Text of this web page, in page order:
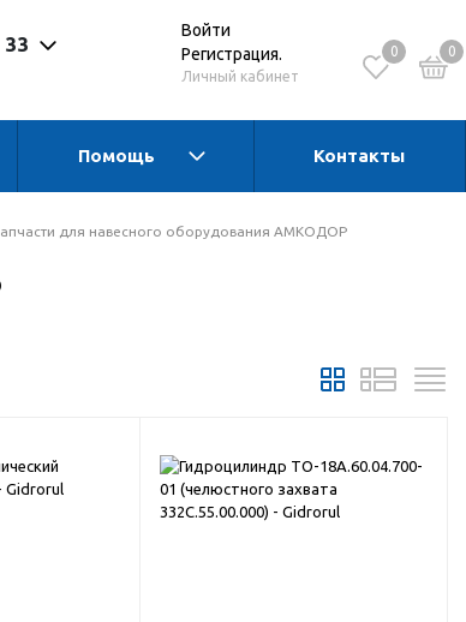
33
Чт
Войти
Регистрация.
Личный кабинет
0 0
Помощь Контакты
для навесного оборудования АМКОДОР